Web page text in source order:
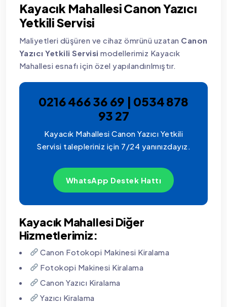
Kayacık Mahallesi Canon Yazıcı
Yetkili Servisi
Maliyetleri düşüren ve cihaz ömrünü uzatan Canon
Yazıcı Yetkili Servisi modellerimiz Kayacık
Mahallesi esnafı için özel yapılandırılmıştır.
0216 466 36 69 | 0534 878
93 27
Kayacık Mahallesi Canon Yazıcı Yetkili
Servisi talepleriniz için 7/24 yanınızdayız.
WhatsApp Destek Hattı
Kayacık Mahallesi Diğer
Hizmetlerimiz:
Canon Fotokopi Makinesi Kiralama
Fotokopi Makinesi Kiralama
Canon Yazıcı Kiralama
Yazıcı Kiralama